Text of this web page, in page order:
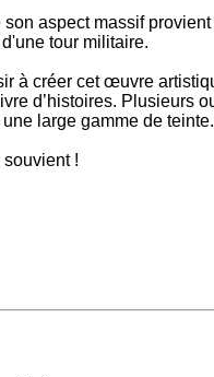
aspect massif
tour militaire.
à créer cet œuvre
d’histoires. Plusieurs
large gamme de teinte.
souvient !